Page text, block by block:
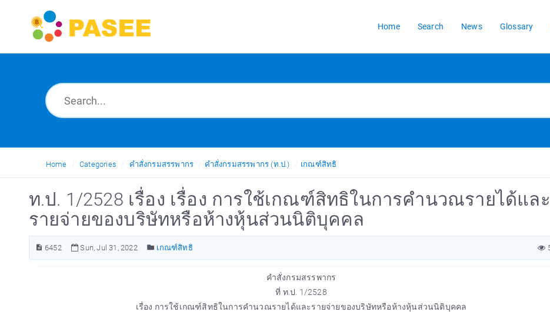
Home Search News Glossary
Home Categories คำสั่งกรมสรรพากร คำสั่งกรมสรรพากร (ท.ป.) เกณฑ์สิทธิ
ท.ป. 1/2528 เรื่อง เรื่อง การใช้เกณฑ์สิทธิในการคำนวณรายได้และ
รายจ่ายของบริษัทหรือห้างหุ้นส่วนนิติบุคคล
6452 Sun, Jul 31, 2022 เกณฑ์สิทธิ
คำสั่งกรมสรรพากร
ที่ ท.ป. 1/2528
เรื่อง การใช้เกณฑ์สิทธิในการคำนวณรายได้และรายจ่ายของบริษัทหรือห้างหุ้นส่วนนิติบุคคล